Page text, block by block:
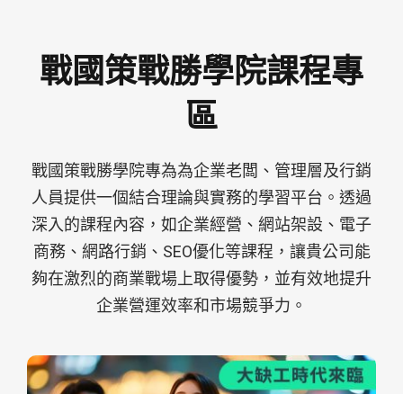
戰國策戰勝學院課程專
區
戰國策戰勝學院專為為企業老闆、管理層及行銷
人員提供一個結合理論與實務的學習平台。透過
深入的課程內容，如企業經營、網站架設、電子
商務、網路行銷、SEO優化等課程，讓貴公司能
夠在激烈的商業戰場上取得優勢，並有效地提升
企業營運效率和市場競爭力。